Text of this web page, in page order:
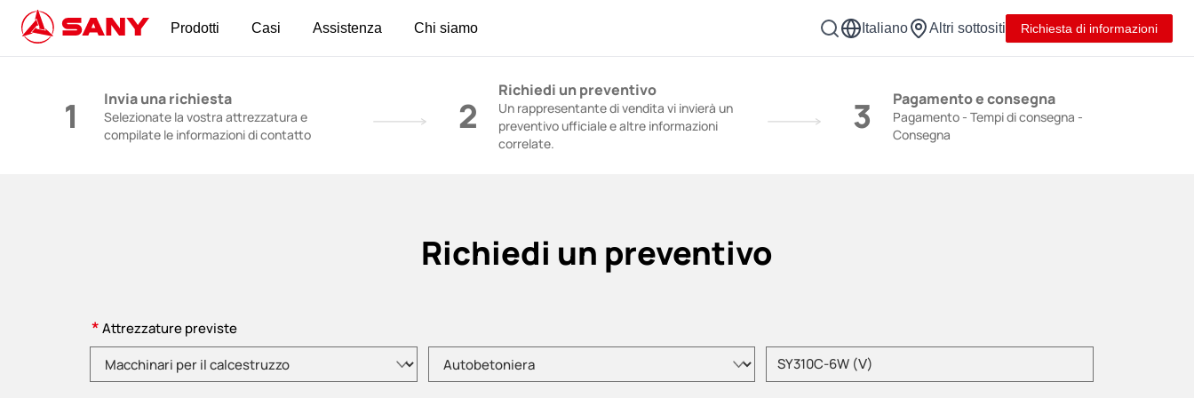
Prodotti Casi Assistenza Chi siamo Italiano Altri sottositi Richiesta di informazioni
1 Invia una richiesta
Selezionate la vostra attrezzatura e
compilate le informazioni di contatto
2
Richiedi un preventivo
Un rappresentante di vendita vi invierà un
preventivo ufficiale e altre informazioni
correlate.
3 Pagamento e consegna
Pagamento - Tempi di consegna -
Consegna
Richiedi un preventivo
*Attrezzature previste